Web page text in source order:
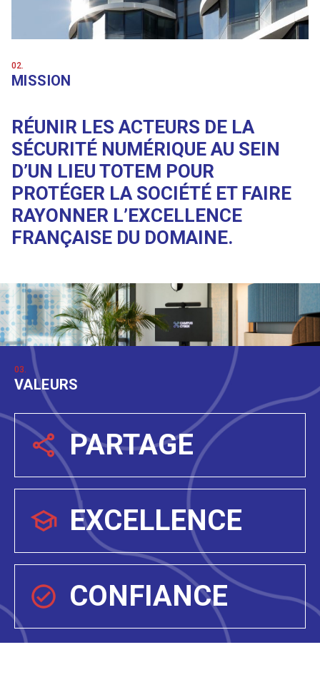
02.
MISSION
RÉUNIR LES ACTEURS DE LA
SÉCURITÉ NUMÉRIQUE AU SEIN
D’UN LIEU TOTEM POUR
PROTÉGER LA SOCIÉTÉ ET FAIRE
RAYONNER L’EXCELLENCE
FRANÇAISE DU DOMAINE.
03.
VALEURS
PARTAGE
EXCELLENCE
CONFIANCE